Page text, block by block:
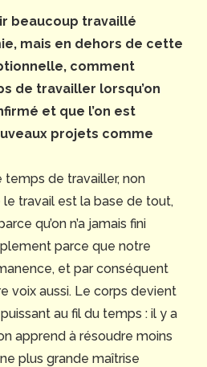
beaucoup travaillé
mais en dehors de cette
comment
de travailler lorsqu’on
et que l’on est
projets comme
de travailler, non
travail est la base de tout,
qu’on n’a jamais fini
parce que notre
et par conséquent
voix aussi. Le corps devient
au fil du temps : il y a
apprend à résoudre moins
plus grande maîtrise